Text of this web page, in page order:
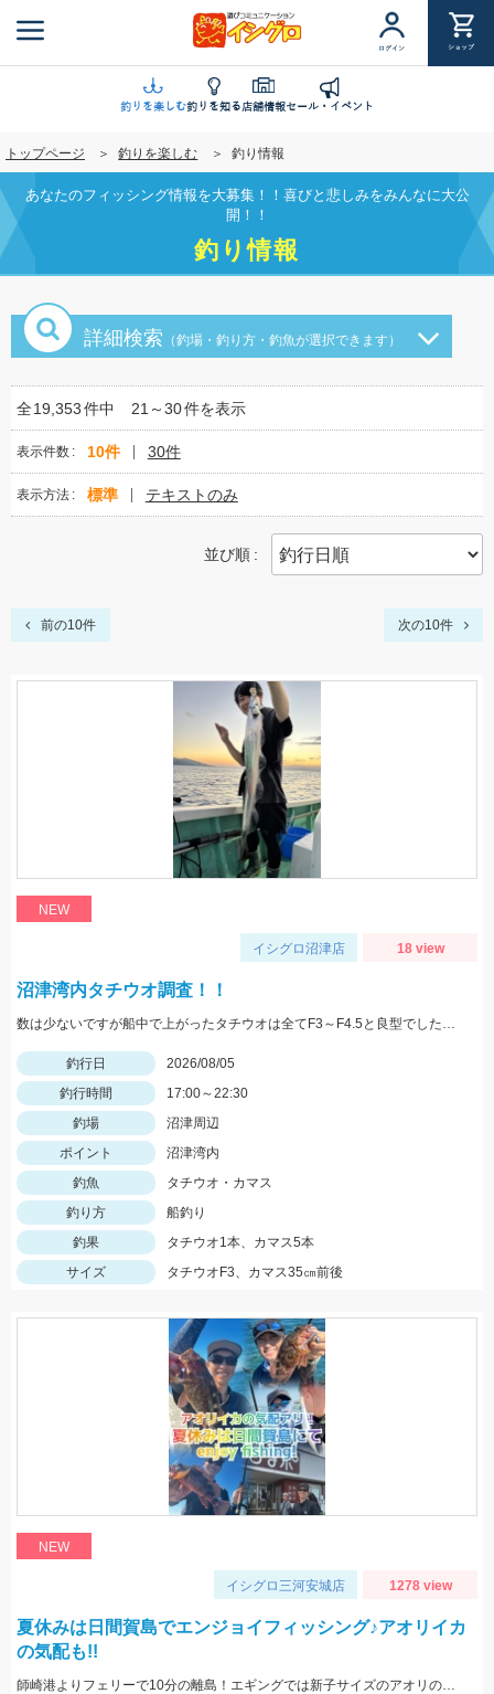
ン
に
移
動
ログイン ショップ
釣りを楽しむ釣りを知る店舗情報セール・イベント
トップページ 釣りを楽しむ 釣り情報
あなたのフィッシング情報を大募集！！喜びと悲しみをみんなに大公
開！！
釣り情報
詳細検索 （釣場・釣り方・釣魚が選択できます）
全19,353件中 21～30件を表示
表示件数 10件 30件
表示方法 標準 テキストのみ
並び順
前の10件 次の10件
NEW
イシグロ沼津店 18 view
沼津湾内タチウオ調査！！
数は少ないですが船中で上がったタチウオは全てF3～F4.5と良型でした！ ベイトは多くて雰囲気はあったので群れが来ればタチウオ祭り始まりそうです！！
釣行日
2026/08/05
釣行時間
17:00～22:30
釣場
沼津周辺
ポイント
沼津湾内
釣魚
タチウオ・カマス
釣り方
船釣り
釣果
タチウオ1本、カマス5本
サイズ
タチウオF3、カマス35㎝前後
NEW
イシグロ三河安城店 1278 view
夏休みは日間賀島でエンジョイフィッシング♪アオリイカ
の気配も!!
師崎港よりフェリーで10分の離島！エギングでは新子サイズのアオリのチェイス多数！ロックフィッシュは足元を10ｇの根魚玉で狙うと効果的♪カバスキャでも釣果あり！